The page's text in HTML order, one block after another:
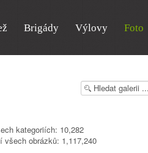
Brigády Výlovy Foto
kategoriích: 10,282
všech obrázků: 1,117,240